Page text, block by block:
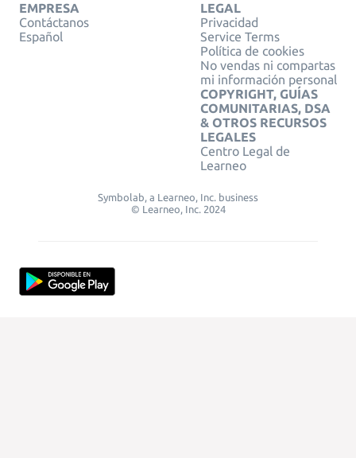
EMPRESA
Contáctanos
Español
LEGAL
Privacidad
Service Terms
Política de cookies
No vendas ni compartas
mi información personal
COPYRIGHT, GUÍAS
COMUNITARIAS, DSA
& OTROS RECURSOS
LEGALES
Centro Legal de
Learneo
Symbolab, a Learneo, Inc. business
© Learneo, Inc. 2024